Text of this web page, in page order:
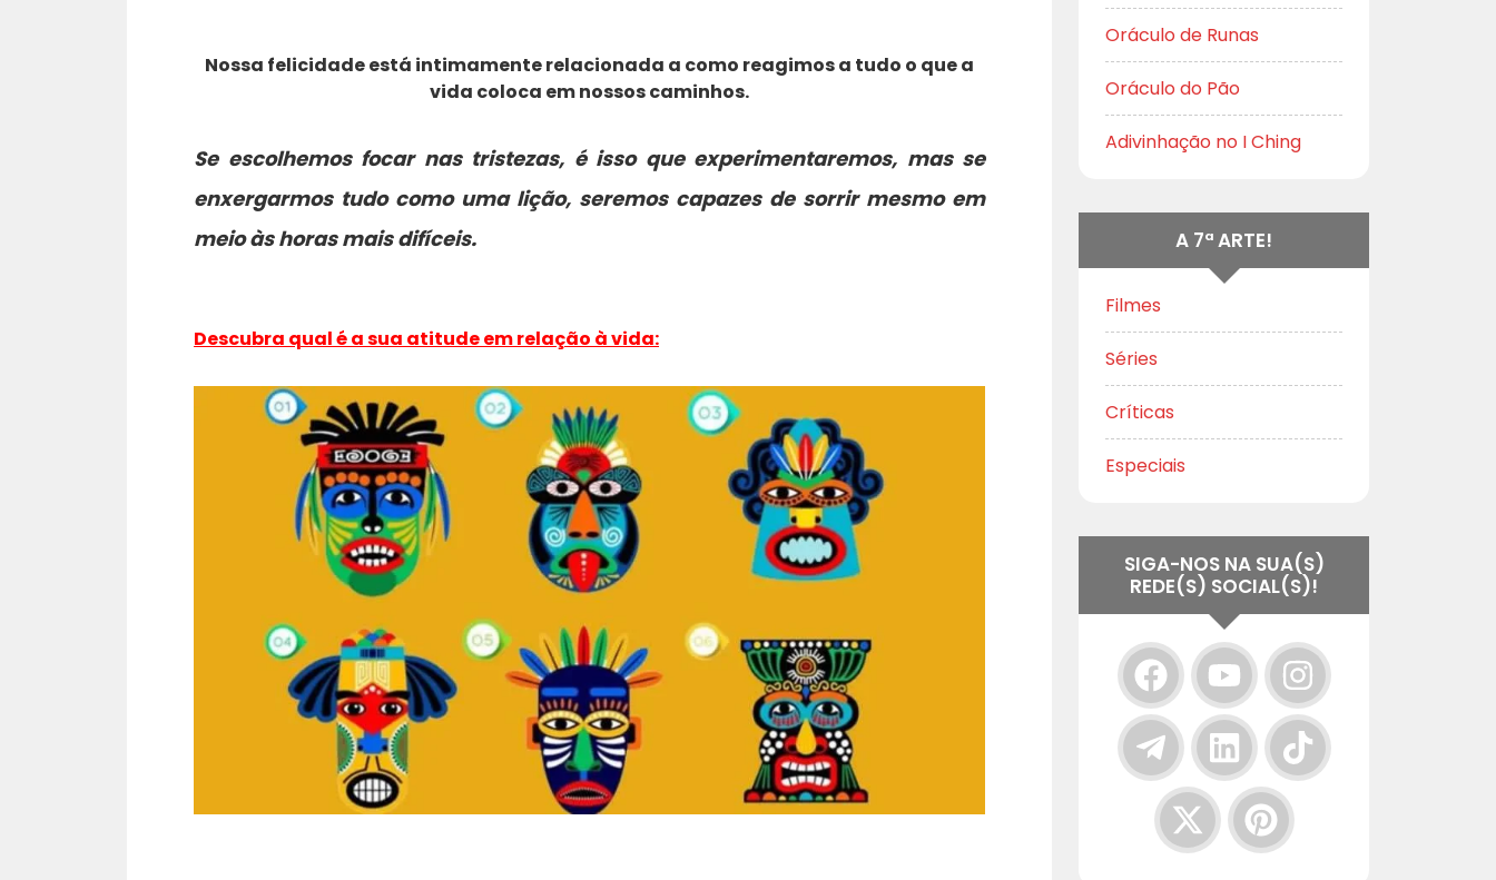
Nossa felicidade está intimamente relacionada a como reagimos a tudo o que a
vida coloca em nossos caminhos.
Se escolhemos focar nas tristezas, é isso que experimentaremos, mas se
enxergarmos tudo como uma lição, seremos capazes de sorrir mesmo em
meio às horas mais difíceis.
Descubra qual é a sua atitude em relação à vida:
Oráculo de Runas
Oráculo do Pão
Adivinhação no I Ching
A 7ª ARTE!
Filmes
Séries
Críticas
Especiais
SIGA-NOS NA SUA(S)
REDE(S) SOCIAL(S)!